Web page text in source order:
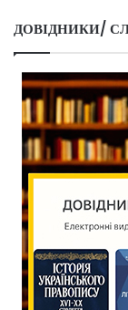
ДОВІДНИКИ/